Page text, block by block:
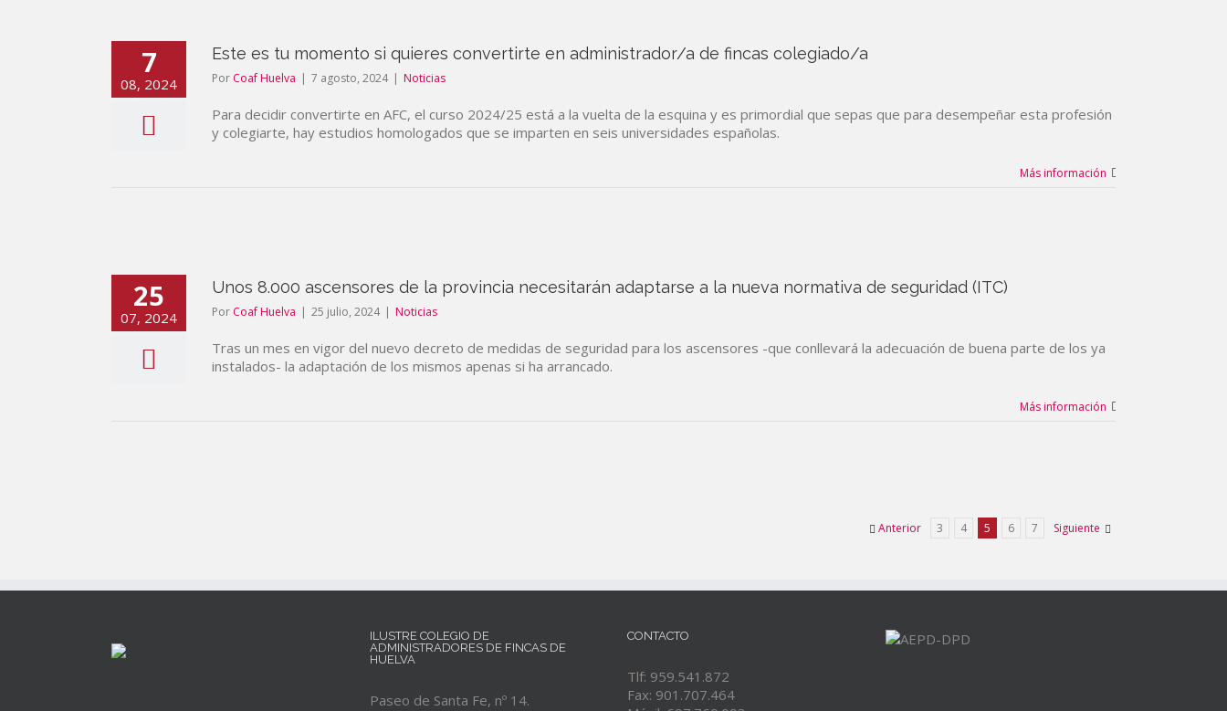
7
08, 2024
Este es tu momento si quieres convertirte en administrador/a de fincas colegiado/a
Por Coaf Huelva | 7 agosto, 2024 | Noticias
Para decidir convertirte en AFC, el curso 2024/25 está a la vuelta de la esquina y es primordial que sepas que para desempeñar esta profesión
y colegiarte, hay estudios homologados que se imparten en seis universidades españolas.
Más información
25
07, 2024
Unos 8.000 ascensores de la provincia necesitarán adaptarse a la nueva normativa de seguridad (ITC)
Por Coaf Huelva | 25 julio, 2024 | Noticias
Tras un mes en vigor del nuevo decreto de medidas de seguridad para los ascensores -que conllevará la adecuación de buena parte de los ya
instalados- la adaptación de los mismos apenas si ha arrancado.
Más información
Anterior 3 4 5 6 7 Siguiente
ILUSTRE COLEGIO DE
ADMINISTRADORES DE FINCAS DE
HUELVA
Paseo de Santa Fe, nº 14.
CONTACTO
Tlf: 959.541.872
Fax: 901.707.464